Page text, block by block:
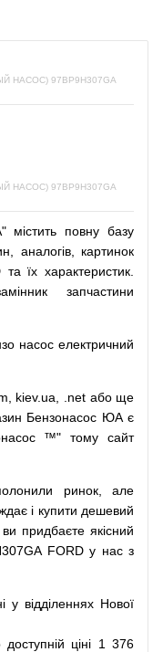
НАСОС) 97BP9H307GA
НАСОС) 97BP9H307GA
" містить повну базу
аналогів,
картинок
їх характеристик.
запчастини
насос електричний
kiev.ua .net або ще
Бензонасос ЮА є
™" тому
сайт
ринок,
але
і купити дешевий
ви придбаєте якісний
FORD у нас з
у відділеннях Нової
ціні 1 376